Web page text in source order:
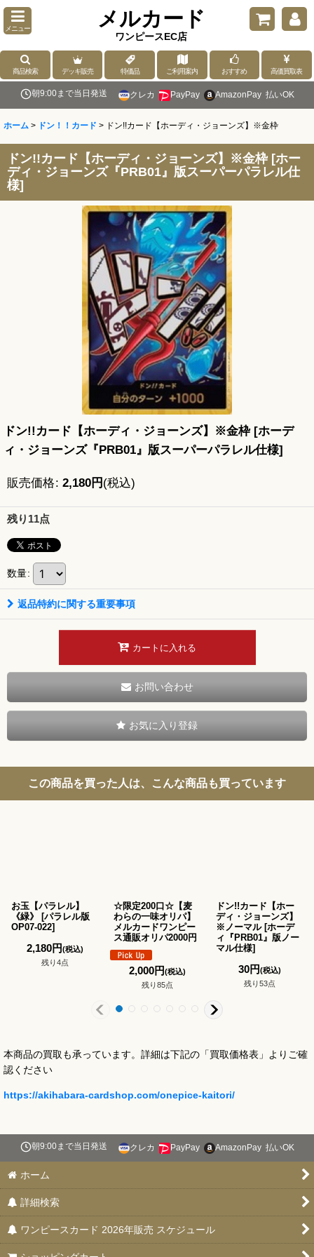
メニュー メルカード
ワンピースEC店
商品検索 デッキ販売 特価品 ご利用案内 おすすめ 高価買取表
朝9:00まで当日発送 クレカ PayPay AmazonPay 払いOK
ホーム > ドン！！カード > ドン!!カード【ホーディ・ジョーンズ】※金枠
ドン!!カード【ホーディ・ジョーンズ】※金枠 [ホー
ディ・ジョーンズ『PRB01』版スーパーパラレル仕
様]
ドン!!カード【ホーディ・ジョーンズ】※金枠 [ホーデ
ィ・ジョーンズ『PRB01』版スーパーパラレル仕様]
販売価格: 2,180円 (税込)
残り11点
数量:
返品特約に関する重要事項
カートに入れる
お問い合わせ
お気に入り登録
この商品を買った人は、こんな商品も買っています
お玉【パラレル】
《緑》
[パラレル版
OP07-022]
2,180円(税込)
残り4点
☆限定200口☆【麦
わらの一味オリパ】
メルカードワンピー
ス通販オリパ2000円
2,000円(税込)
残り85点
ドン!!カード【ホー
ディ・ジョーンズ】
※ノーマル [ホーデ
ィ『PRB01』版ノー
マル仕様]
30円(税込)
残り53点
本商品の買取も承っています。詳細は下記の「買取価格表」よりご確
認ください
https://akihabara-cardshop.com/onepice-kaitori/
朝9:00まで当日発送 クレカ PayPay AmazonPay 払いOK
ホーム
詳細検索
ワンピースカード 2026年販売 スケジュール